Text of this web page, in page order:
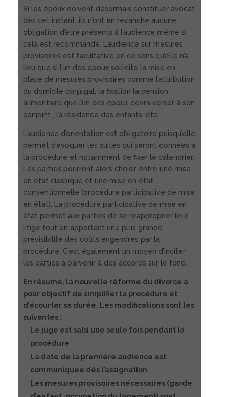
Si les époux doivent désormais constituer avocat
dès cet instant, ils n’ont en revanche aucune
obligation d’être présents à l’audience même si
cela est recommandé. L’audience sur mesures
provisoires est facultative en ce sens qu’elle n’a
lieu que si l’un des époux sollicite la mise en
place de mesures provisoires comme l’attribution
du domicile conjugal, la fixation la pension
alimentaire que l’un des époux devra verser à son
conjoint , la résidence des enfants, etc.
L’audience d’orientation est obligatoire puisqu’elle
permet d’évoquer les suites qui seront données à
la procédure et notamment de fixer le calendrier.
Les parties pourront alors choisir entre une mise
en état classique et une mise en état
conventionnelle (procédure participative de mise
en état). La procédure participative de mise en
état permet aux parties de se réapproprier leur
litige tout en apportant une plus grande
prévisibilité des coûts engendrés par la
procédure. C’est également un moyen d’inciter
les parties à parvenir à des accords sur le fond.
En résumé, la nouvelle réforme du divorce a
pour objectif de simplifier la procédure et
d’écourter sa durée. Les modifications sont les
suivantes :
Le juge est saisi une seule fois pendant la
procédure
La date de la première audience est
communiquée dès l’assignation
Les mesures provisoires nécessaires (garde